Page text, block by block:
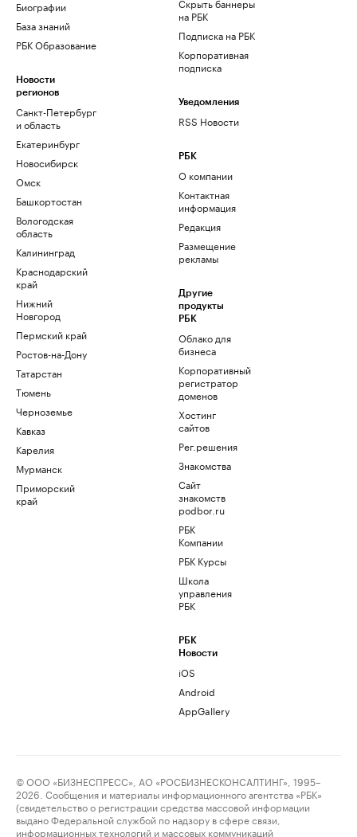
Биографии
База знаний
РБК Образование
Новости
регионов
Санкт-Петербург
и область
Екатеринбург
Новосибирск
Омск
Башкортостан
Вологодская
область
Калининград
Краснодарский
край
Нижний
Новгород
Пермский край
Ростов-на-Дону
Татарстан
Тюмень
Черноземье
Кавказ
Карелия
Мурманск
Приморский
край
на РБК
Подписка на РБК
Корпоративная
подписка
Уведомления
RSS Новости
РБК
О компании
Контактная
информация
Редакция
Размещение
рекламы
Другие
продукты
РБК
Облако для
бизнеса
Корпоративный
регистратор
доменов
Хостинг
сайтов
Рег.решения
Знакомства
Сайт
знакомств
podbor.ru
РБК
Компании
РБК Курсы
Школа
управления
РБК
РБК
Новости
iOS
Android
AppGallery
© ООО «БИЗНЕСПРЕСС», АО «РОСБИЗНЕСКОНСАЛТИНГ», 1995–
2026. Сообщения и материалы информационного агентства «РБК»
(свидетельство о регистрации средства массовой информации
выдано Федеральной службой по надзору в сфере связи,
информационных технологий и массовых коммуникаций